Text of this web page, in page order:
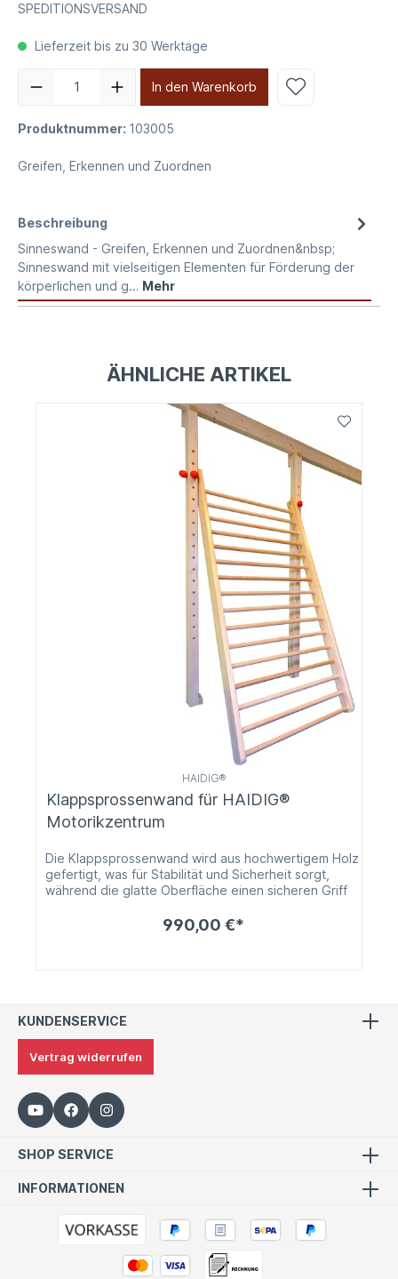
SPEDITIONSVERSAND
Lieferzeit bis zu 30 Werktage
In den Warenkorb
Produktnummer: 103005
Greifen, Erkennen und Zuordnen
Beschreibung
Sinneswand - Greifen, Erkennen und Zuordnen&nbsp;
Sinneswand mit vielseitigen Elementen für Förderung der
körperlichen und g… Mehr
ÄHNLICHE ARTIKEL
HAIDIG®
Klappsprossenwand für HAIDIG®
Motorikzentrum
Die Klappsprossenwand wird aus hochwertigem Holz
gefertigt, was für Stabilität und Sicherheit sorgt,
während die glatte Oberfläche einen sicheren Griff
990,00 €*
KUNDENSERVICE
Vertrag widerrufen
SHOP SERVICE
INFORMATIONEN